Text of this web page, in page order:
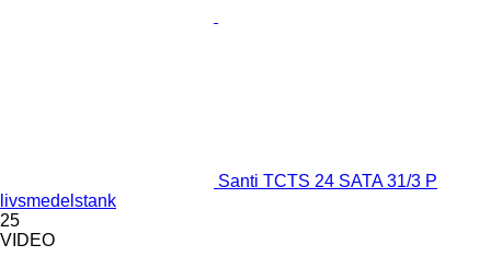
Santi TCTS 24 SATA 31/3 P
livsmedelstank
25
VIDEO